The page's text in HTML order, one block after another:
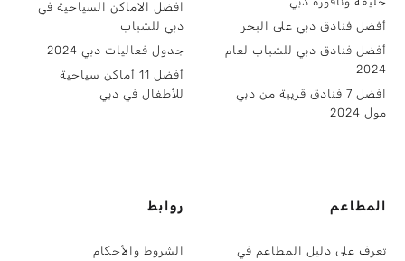
أفضل فنادق دبي على البحر
أفضل فنادق دبي للشباب لعام
2024
افضل 7 فنادق قريبة من دبي
مول 2024
افضل الاماكن السياحية في
دبي للشباب
جدول فعاليات دبي 2024
أفضل 11 أماكن سياحية
للأطفال في دبي
المطاعم
تعرف على دليل المطاعم في
روابط
الشروط والأحكام